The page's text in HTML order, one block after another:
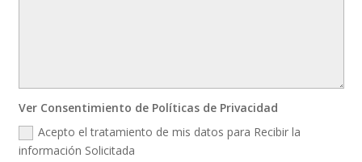
Ver Consentimiento de Políticas de Privacidad
Acepto el tratamiento de mis datos para Recibir la
información Solicitada